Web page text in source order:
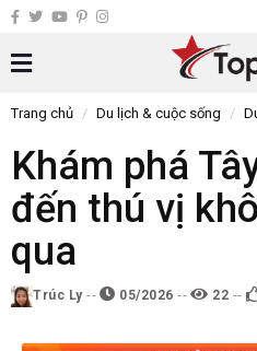
Trang chủ Du lịch & cuộc sống
Khám phá
đến thú vị
qua
Trúc Ly 05/2026 22